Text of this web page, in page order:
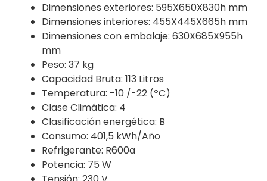
Dimensiones exteriores: 595X650X830h mm
Dimensiones interiores: 455X445X665h mm
Dimensiones con embalaje: 630X685X955h
mm
Peso: 37 kg
Capacidad Bruta: 113 Litros
Temperatura: -10 /-22 (ºC)
Clase Climática: 4
Clasificación energética: B
Consumo: 401,5 kWh/Año
Refrigerante: R600a
Potencia: 75 W